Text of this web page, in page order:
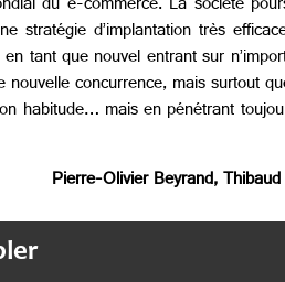
stratégie d’implantation très
tant que nouvel entrant sur
concurrence, mais surtout
habitude… mais en pénétrant
Pierre-Olivier Beyrand,